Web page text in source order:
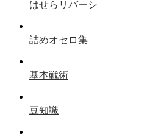
はせらリバーシ
詰めオセロ集
基本戦術
豆知識